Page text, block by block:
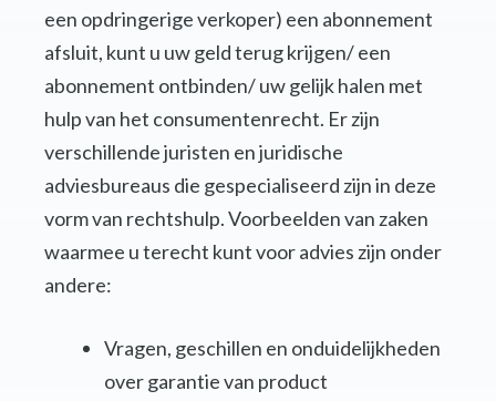
een opdringerige verkoper) een abonnement
afsluit, kunt u uw geld terug krijgen/ een
abonnement ontbinden/ uw gelijk halen met
hulp van het consumentenrecht. Er zijn
verschillende juristen en juridische
adviesbureaus die gespecialiseerd zijn in deze
vorm van rechtshulp. Voorbeelden van zaken
waarmee u terecht kunt voor advies zijn onder
andere:
Vragen, geschillen en onduidelijkheden
over garantie van product